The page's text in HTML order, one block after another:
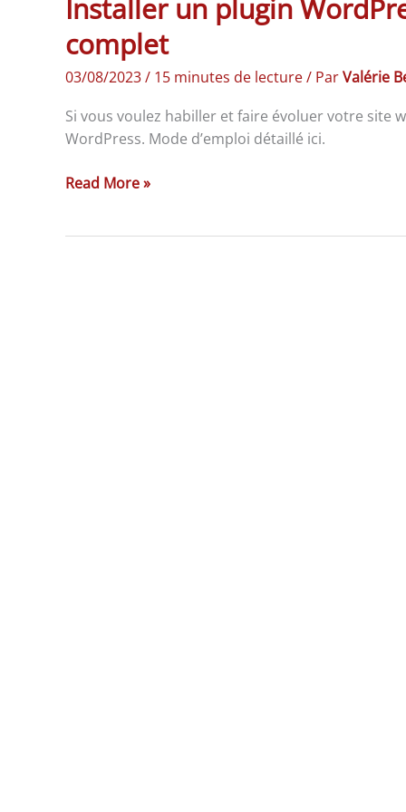
Installer un plugin
complet
03/08/2023/ 15 minutes de lecture/ ParValérie
Si vous voulez habiller et faire évoluer votre site
WordPress. Mode d’emploi détaillé ici.
Read More »